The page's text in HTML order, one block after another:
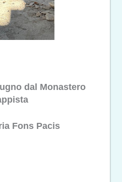
dal Monastero
Fons Pacis